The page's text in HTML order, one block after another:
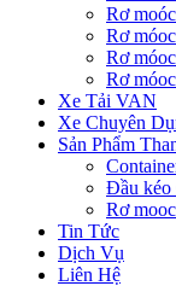
Rơ
Rơ
Rơ
Rơ
Xe Tải VAN
Xe Chuyên
Sản Phẩm
Đầu kéo
Rơ
Tin Tức
Dịch Vụ
Liên Hệ